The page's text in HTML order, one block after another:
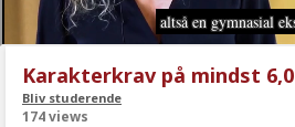
Karakterkrav på mindst 6,0
Bliv studerende
174 views